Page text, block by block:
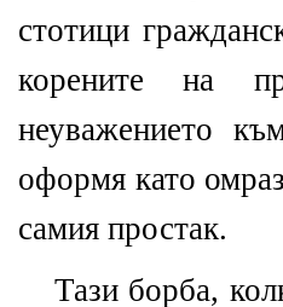
стотици
корените на
неуважението
оформя като
самия простак.
Тази борба,